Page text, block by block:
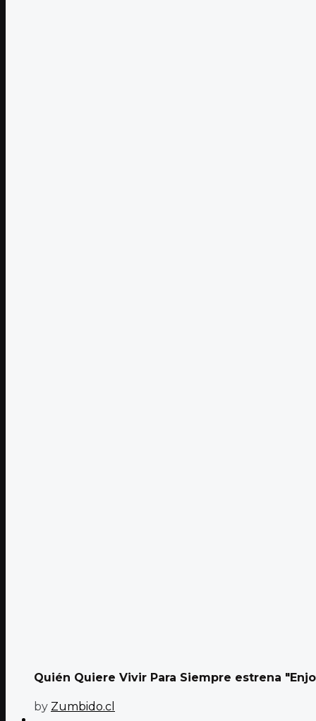
Quién Quiere Vivir Para Siempre estrena
by Zumbido.cl